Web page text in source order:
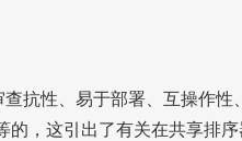
抗性、易于部署、互操作性
，这引出了有关在共享排